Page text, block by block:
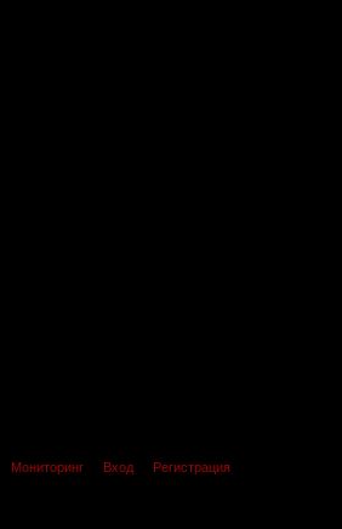
Мониторинг Вход Регистрация